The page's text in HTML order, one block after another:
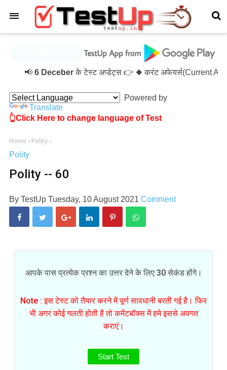
6 Deceberके टेस्ट अप्डेट्स 👉 ◆ करंट अफेयर्स(Current
Powered by
Translate
👆Click Here to change language of Test
Home › Polity ›
Polity
Polity -- 60
By TestUp Tuesday, 10 August 2021 Comment
आपके पास प्रत्येक प्रश्न का उत्तर देने के लिए 30 सेकंड होंगे।
Note : इस टेस्ट को तैयार करने में पूर्ण सावधानी बरती गई है। फिर
भी अगर कोई गलती होती है तो कमेंटबॉक्स में हमे इससे अवगत
कराएं।
Start Test